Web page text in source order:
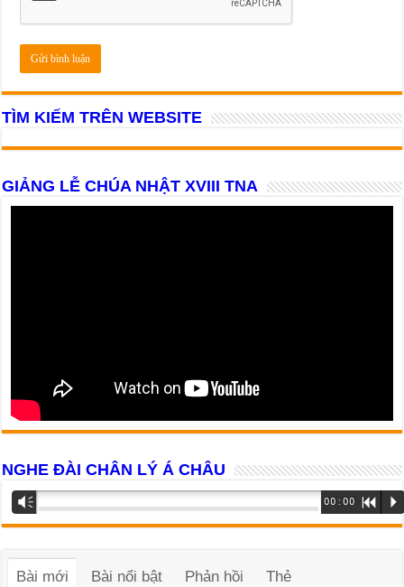
TÌM KIẾM TRÊN WEBSITE
GIẢNG LỄ CHÚA NHẬT XVIII TNA
NGHE ĐÀI CHÂN LÝ Á CHÂU
Trình
phát
Vm 00:00 R P
Bài mới Bài nổi bật Phản hồi Thẻ